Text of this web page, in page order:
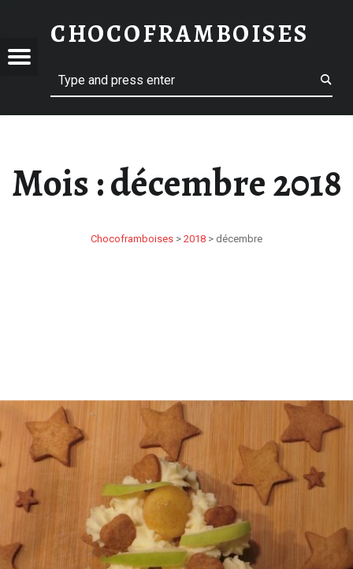
CHOCOFRAMBOISES
Menu
Mois :décembre 2018
Chocoframboises > 2018 > décembre